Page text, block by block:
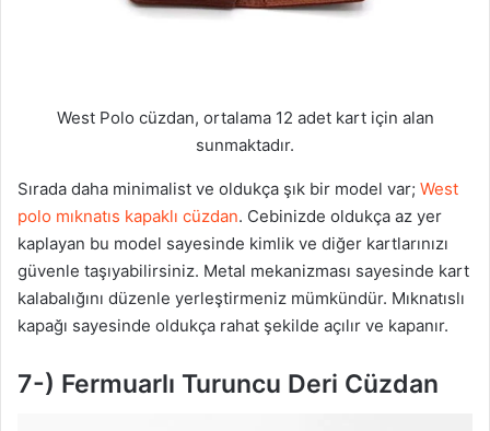
West Polo cüzdan, ortalama 12 adet kart için alan
sunmaktadır.
Sırada daha minimalist ve oldukça şık bir model var; West
polo mıknatıs kapaklı cüzdan. Cebinizde oldukça az yer
kaplayan bu model sayesinde kimlik ve diğer kartlarınızı
güvenle taşıyabilirsiniz. Metal mekanizması sayesinde kart
kalabalığını düzenle yerleştirmeniz mümkündür. Mıknatıslı
kapağı sayesinde oldukça rahat şekilde açılır ve kapanır.
7-) Fermuarlı Turuncu Deri Cüzdan